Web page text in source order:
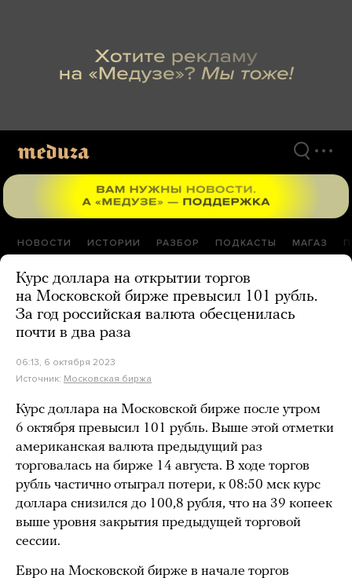
НОВОСТИ ИСТОРИИ РАЗБОР ПОДКАСТЫ МАГАЗ
Курс доллара на открытии торгов
на Московской бирже превысил 101 рубль.
За год российская валюта обесценилась
почти в два раза
06:13, 6 октября 2023
Источник: Московская биржа
Курс доллара на Московской бирже после утром
6 октября превысил 101 рубль. Выше этой отметки
американская валюта предыдущий раз
торговалась на бирже 14 августа. В ходе торгов
рубль частично отыграл потери, к 08:50 мск курс
доллара снизился до 100,8 рубля, что на 39 копеек
выше уровня закрытия предыдущей торговой
сессии.
Евро на Московской бирже в начале торгов